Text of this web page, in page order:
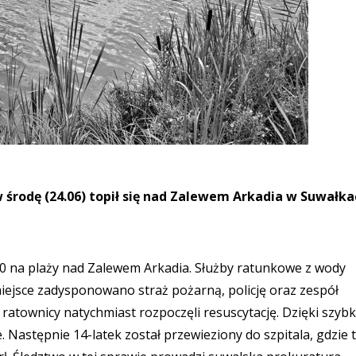
(24.06) topił się nad Zalewem Arkadia w
plaży nad Zalewem Arkadia. Służby ratunkowe z wody
zadysponowano straż pożarną, policję oraz zespół
natychmiast rozpoczęli resuscytację. Dzięki
Następnie 14-latek został przewieziony do szpitala, gdzie